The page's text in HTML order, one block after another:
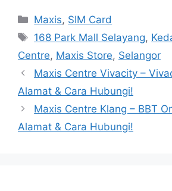
Categories
Maxis, SIM Card
Tags
168 Park Mall Selayang,
Centre, Maxis Store, Selangor
Maxis Centre Vivacity –
Alamat & Cara Hubungi!
Maxis Centre Klang – BBT
Alamat & Cara Hubungi!